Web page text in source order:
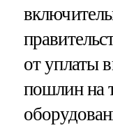
от уплаты
пошлин на